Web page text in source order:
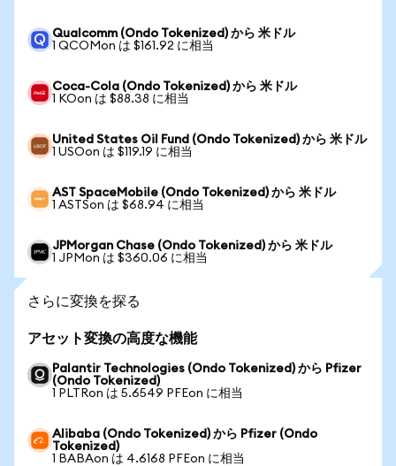
Qualcomm (Ondo Tokenized) から 米ドル
1 QCOMon は $161.92 に相当
Coca-Cola (Ondo Tokenized) から 米ドル
1 KOon は $88.38 に相当
United States Oil Fund (Ondo Tokenized) から 米ドル
1 USOon は $119.19 に相当
AST SpaceMobile (Ondo Tokenized) から 米ドル
1 ASTSon は $68.94 に相当
JPMorgan Chase (Ondo Tokenized) から 米ドル
1 JPMon は $360.06 に相当
さらに変換を探る
アセット変換の高度な機能
Palantir Technologies (Ondo Tokenized) から Pfizer
(Ondo Tokenized)
1 PLTRon は 5.6549 PFEon に相当
Alibaba (Ondo Tokenized) から Pfizer (Ondo
Tokenized)
1 BABAon は 4.6168 PFEon に相当